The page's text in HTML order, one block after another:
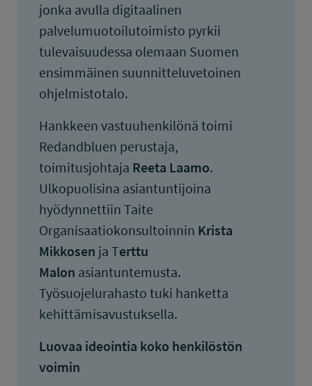
jonka avulla digitaalinen
palvelumuotoilutoimisto pyrkii
tulevaisuudessa olemaan Suomen
ensimmäinen suunnitteluvetoinen
ohjelmistotalo.
Hankkeen vastuuhenkilönä toimi
Redandbluen perustaja,
toimitusjohtaja Reeta Laamo.
Ulkopuolisina asiantuntijoina
hyödynnettiin Taite
Organisaatiokonsultoinnin Krista
Mikkosen ja Terttu
Malon asiantuntemusta.
Työsuojelurahasto tuki hanketta
kehittämisavustuksella.
Luovaa ideointia koko henkilöstön
voimin